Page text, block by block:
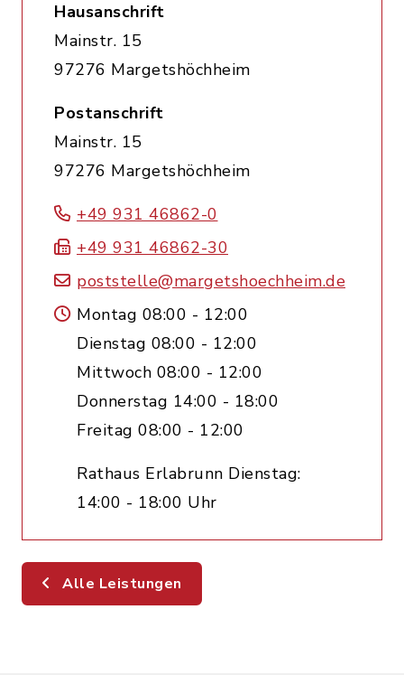
Hausanschrift
Mainstr. 15
97276 Margetshöchheim
Postanschrift
Mainstr. 15
97276 Margetshöchheim
+49 931 46862-0
+49 931 46862-30
poststelle@margetshoechheim.de
Montag 08:00 - 12:00
Dienstag 08:00 - 12:00
Mittwoch 08:00 - 12:00
Donnerstag 14:00 - 18:00
Freitag 08:00 - 12:00
Rathaus Erlabrunn Dienstag:
14:00 - 18:00 Uhr
Alle Leistungen